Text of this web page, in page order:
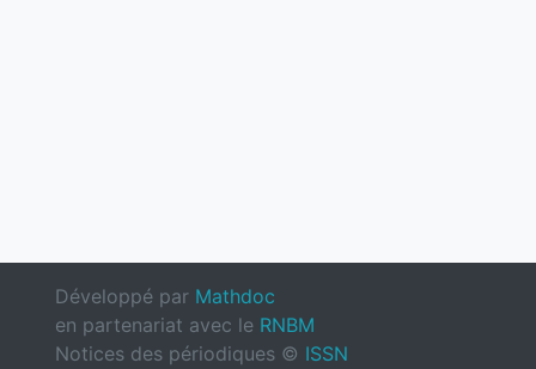
Développé par Mathdoc
en partenariat avec le RNBM
Notices des périodiques © ISSN